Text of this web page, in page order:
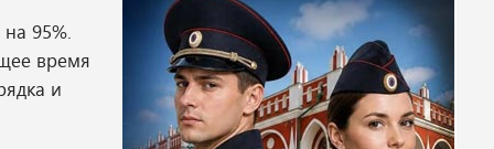
95%.
время
и